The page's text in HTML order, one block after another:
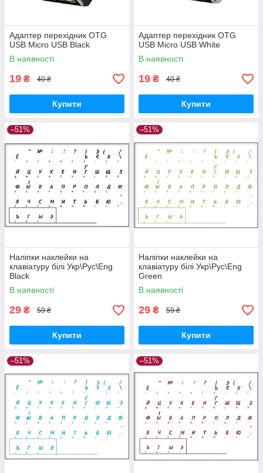
Адаптер перехідник OTG
USB Micro USB Black
В наявності
19 ₴ 40 ₴
Купити
Адаптер перехідник OTG
USB Micro USB White
В наявності
19 ₴ 40 ₴
Купити
–51%
Наліпки наклейки на
клавіатуру білі Укр\Рус\Eng
Black
В наявності
29 ₴ 59 ₴
Купити
–51%
Наліпки наклейки на
клавіатуру білі Укр\Рус\Eng
Green
В наявності
29 ₴ 59 ₴
Купити
–51% –51%